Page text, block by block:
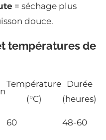
= séchage plus
douce.
températures de
Température
(°C)
Durée
(heures)
60 48-60